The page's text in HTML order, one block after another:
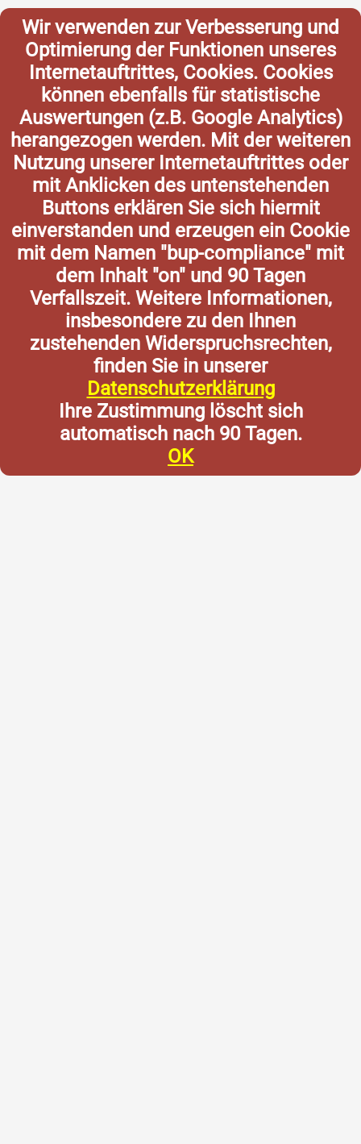
Wir verwenden zur Verbesserung und
Optimierung der Funktionen unseres
Internetauftrittes, Cookies. Cookies
können ebenfalls für statistische
Auswertungen (z.B. Google Analytics)
herangezogen werden. Mit der weiteren
Nutzung unserer Internetauftrittes oder
mit Anklicken des untenstehenden
Buttons erklären Sie sich hiermit
einverstanden und erzeugen ein Cookie
mit dem Namen "bup-compliance" mit
dem Inhalt "on" und 90 Tagen
Verfallszeit. Weitere Informationen,
insbesondere zu den Ihnen
zustehenden Widerspruchsrechten,
finden Sie in unserer
Datenschutzerklärung
Ihre Zustimmung löscht sich
automatisch nach 90 Tagen.
OK